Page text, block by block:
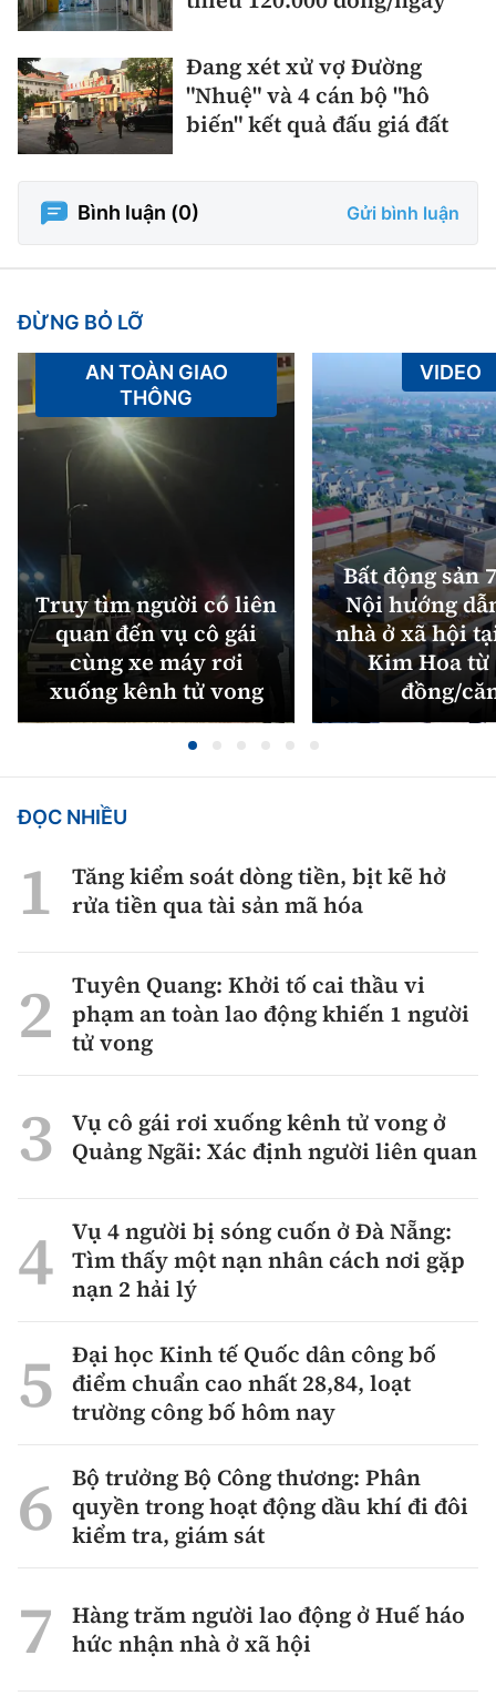
Đang xét xử vợ Đường
"Nhuệ" và 4 cán bộ "hô
biến" kết quả đấu giá đất
Bình luận (0) Gửi bình luận
ĐỪNG BỎ LỠ
Truy tìm người có liên
quan đến vụ cô gái
cùng xe máy rơi
xuống kênh tử vong
AN TOÀN GIAO
THÔNG
Bất động sản
Nội hướng
nhà ở xã hội
Kim Hoa từ
đồng/
VIDEO
ĐỌC NHIỀU
Tăng kiểm soát dòng tiền, bịt kẽ hở
rửa tiền qua tài sản mã hóa
Tuyên Quang: Khởi tố cai thầu vi
phạm an toàn lao động khiến 1 người
tử vong
Vụ cô gái rơi xuống kênh tử vong ở
Quảng Ngãi: Xác định người liên quan
Vụ 4 người bị sóng cuốn ở Đà Nẵng:
Tìm thấy một nạn nhân cách nơi gặp
nạn 2 hải lý
Đại học Kinh tế Quốc dân công bố
điểm chuẩn cao nhất 28,84, loạt
trường công bố hôm nay
Bộ trưởng Bộ Công thương: Phân
quyền trong hoạt động dầu khí đi đôi
kiểm tra, giám sát
Hàng trăm người lao động ở Huế háo
hức nhận nhà ở xã hội